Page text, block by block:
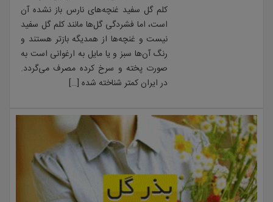
کلم گل سفید غنچه‌های نارس باز نشده آن
است، اما فشردگی گل‌ها مانند کلم گل سفید
نیست و غنچه‌ها از همدیگه بازتر هستند و
رنگ آن‌ها سبز و یا مایل به ارغوانی است به
صورت پخته و سرخ کرده مصرف می‌گردد.
در ایران کمتر شناخته شده […]